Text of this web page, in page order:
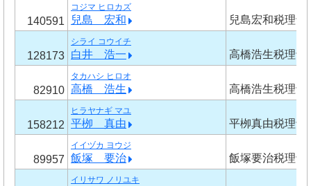
140591
コジマ ヒロカズ
兒島 宏和 兒島宏和税理士
128173
シライ コウイチ
白井 浩一 高橋浩生税理士
82910
タカハシ ヒロオ
高橋 浩生 高橋浩生税理士
158212
ヒラヤナギ マユ
平栁 真由 平栁真由税理士
89957
イイヅカ ヨウジ
飯塚 要治 飯塚要治税理士
イリサワ ノリユキ